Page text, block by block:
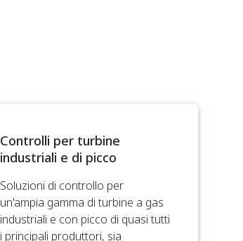
Controlli per turbine
industriali e di picco
Soluzioni di controllo per
un'ampia gamma di turbine a gas
industriali e con picco di quasi tutti
i principali produttori, sia